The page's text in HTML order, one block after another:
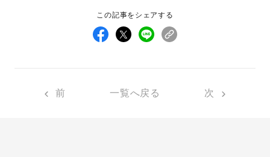
この記事をシェアする
前 一覧へ戻る 次